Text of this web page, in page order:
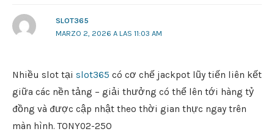
SLOT365
MARZO 2, 2026 A LAS 11:03 AM
Nhiều slot tại slot365 có cơ chế jackpot lũy tiến liên kết
giữa các nền tảng – giải thưởng có thể lên tới hàng tỷ
đồng và được cập nhật theo thời gian thực ngay trên
màn hình. TONY02-25O